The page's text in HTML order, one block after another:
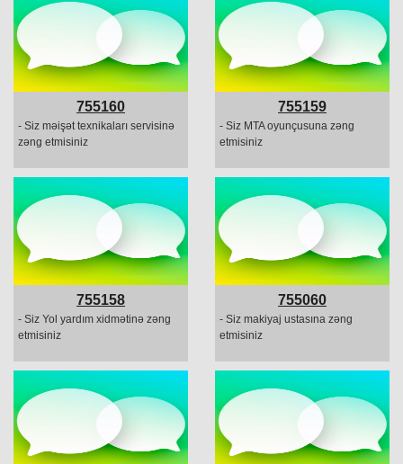
755160
- Siz məişət texnikaları servisinə
zəng etmisiniz
755159
- Siz MTA oyunçusuna zəng
etmisiniz
755158
- Siz Yol yardım xidmətinə zəng
etmisiniz
755060
- Siz makiyaj ustasına zəng
etmisiniz